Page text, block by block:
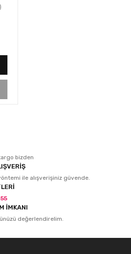
bizden
ile alışverişiniz güvende.
İMKANI
değerlendirelim.